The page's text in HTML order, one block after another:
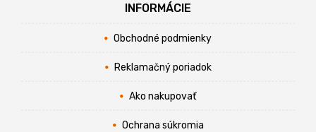
INFORMÁCIE
Obchodné podmienky
Reklamačný poriadok
Ako nakupovať
Ochrana súkromia